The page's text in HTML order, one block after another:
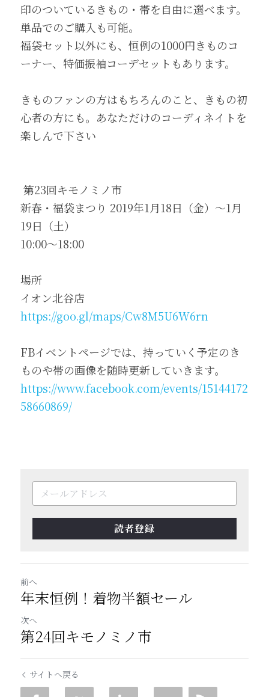
印のついているきもの・帯を自由に選べます。
単品でのご購入も可能。
福袋セット以外にも、恒例の1000円きものコ
ーナー、特価振袖コーデセットもあります。
きものファンの方はもちろんのこと、きもの初
心者の方にも。あなただけのコーディネイトを
楽しんで下さい
第23回キモノミノ市
新春・福袋まつり 2019年1月18日（金）～1月
19日（土）
10:00～18:00
場所
イオン北谷店
https://goo.gl/maps/Cw8M5U6W6rn
FBイベントページでは、持っていく予定のき
ものや帯の画像を随時更新していきます。
https://www.facebook.com/events/15144172
58660869/
読者登録
前へ
年末恒例！着物半額セール
次へ
第24回キモノミノ市
サイトへ戻る